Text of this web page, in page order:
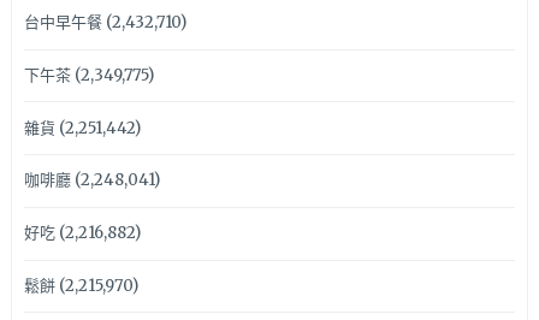
台中早午餐(2,432,710)
下午茶(2,349,775)
雜貨 (2,251,442)
咖啡廳(2,248,041)
好吃(2,216,882)
鬆餅(2,215,970)